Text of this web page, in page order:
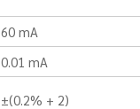
60 mA
0.01 mA
±(0.2% + 2)